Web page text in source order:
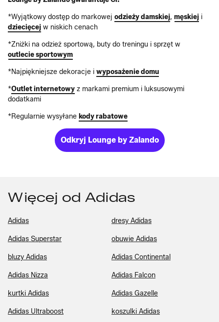
*Wyjątkowy dostęp do markowej odzieży damskiej, męskiej i
dziecięcej w niskich cenach
*Zniżki na odzież sportową, buty do treningu i sprzęt w
outlecie sportowym
*Najpiękniejsze dekoracje i wyposażenie domu
*Outlet internetowy z markami premium i luksusowymi
dodatkami
*Regularnie wysyłane kody rabatowe
Odkryj Lounge by Zalando
Więcej od Adidas
Adidas dresy Adidas
Adidas Superstar obuwie Adidas
bluzy Adidas Adidas Continental
Adidas Nizza Adidas Falcon
kurtki Adidas Adidas Gazelle
Adidas Ultraboost koszulki Adidas